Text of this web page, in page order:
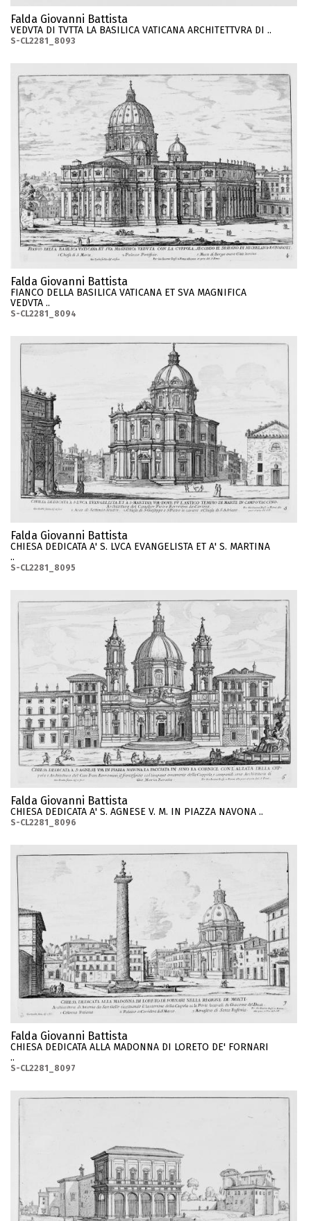
Falda Giovanni Battista
VEDVTA DI TVTTA LA BASILICA VATICANA ARCHITETTVRA DI ..
S-CL2281_8093
Falda Giovanni Battista
FIANCO DELLA BASILICA VATICANA ET SVA MAGNIFICA
VEDVTA ..
S-CL2281_8094
Falda Giovanni Battista
CHIESA DEDICATA A' S. LVCA EVANGELISTA ET A' S. MARTINA
..
S-CL2281_8095
Falda Giovanni Battista
CHIESA DEDICATA A' S. AGNESE V. M. IN PIAZZA NAVONA ..
S-CL2281_8096
Falda Giovanni Battista
CHIESA DEDICATA ALLA MADONNA DI LORETO DE' FORNARI
..
S-CL2281_8097